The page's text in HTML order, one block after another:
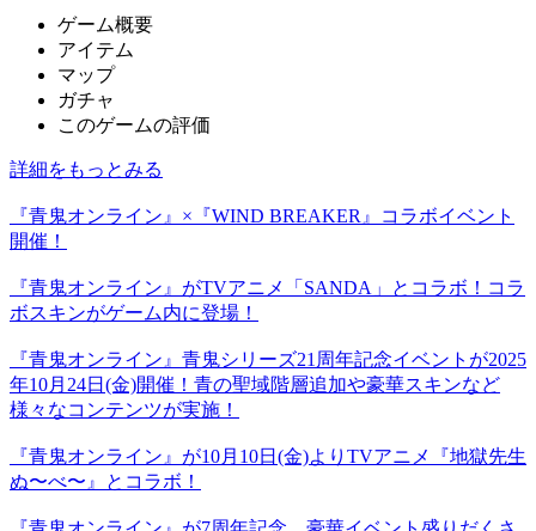
ゲーム概要
アイテム
マップ
ガチャ
このゲームの評価
詳細をもっとみる
『青鬼オンライン』×『WIND BREAKER』コラボイベント
開催！
『青鬼オンライン』がTVアニメ「SANDA」とコラボ！コラ
ボスキンがゲーム内に登場！
『青鬼オンライン』青鬼シリーズ21周年記念イベントが2025
年10月24日(金)開催！青の聖域階層追加や豪華スキンなど
様々なコンテンツが実施！
『青鬼オンライン』が10月10日(金)よりTVアニメ『地獄先生
ぬ〜べ〜』とコラボ！